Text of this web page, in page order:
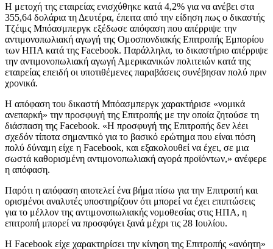
Η μετοχή της εταιρείας ενισχύθηκε κατά 4,2% για να ανέβει στα
355,64 δολάρια τη Δευτέρα, έπειτα από την είδηση πως ο δικαστής
Τζέιμς Μπόασμπεργκ εξέδωσε απόφαση που απέρριψε την
αντιμονοπωλιακή αγωγή της Ομοσπονδιακής Επιτροπής Εμπορίου
των ΗΠΑ κατά της Facebook. Παράλληλα, το δικαστήριο απέρριψε
την αντιμονοπωλιακή αγωγή Αμερικανικών πολιτειών κατά της
εταιρείας επειδή οι υποτιθέμενες παραβάσεις συνέβησαν πολύ πριν
χρονικά.
Η απόφαση του δικαστή Μπόασμπεργκ χαρακτήρισε «νομικά
ανεπαρκή» την προσφυγή της Επιτροπής με την οποία ζητούσε τη
διάσπαση της Facebook. «Η προσφυγή της Επιτροπής δεν λέει
σχεδόν τίποτα σημαντικό για το βασικό ερώτημα που είναι πόση
πολύ δύναμη είχε η Facebook, και εξακολουθεί να έχει, σε μια
σωστά καθορισμένη αντιμονοπωλιακή αγορά προϊόντων,» ανέφερε
η απόφαση.
Παρότι η απόφαση αποτελεί ένα βήμα πίσω για την Επιτροπή και
ορισμένοι αναλυτές υποστηρίζουν ότι μπορεί να έχει επιπτώσεις
για το μέλλον της αντιμονοπωλιακής νομοθεσίας στις ΗΠΑ, η
επιτροπή μπορεί να προσφύγει ξανά μέχρι τις 28 Ιουλίου.
H Facebook είχε χαρακτηρίσει την κίνηση της Επιτροπής «ανόητη»